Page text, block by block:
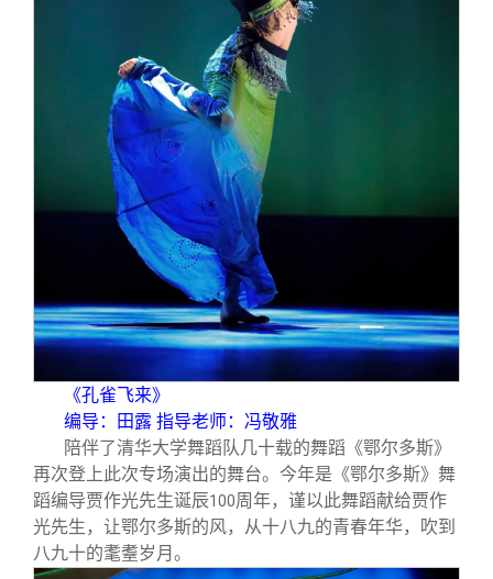
《孔雀飞来》
编导：田露 指导老师：冯敬雅
陪伴了清华大学舞蹈队几十载的舞蹈《鄂尔多斯》
再次登上此次专场演出的舞台。今年是《鄂尔多斯》舞
蹈编导贾作光先生诞辰100周年，谨以此舞蹈献给贾作
光先生，让鄂尔多斯的风，从十八九的青春年华，吹到
八九十的耄耋岁月。